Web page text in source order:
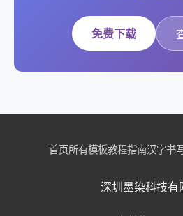
免费下载
首页所有模板教程指南汉字书
深圳墨染科技有